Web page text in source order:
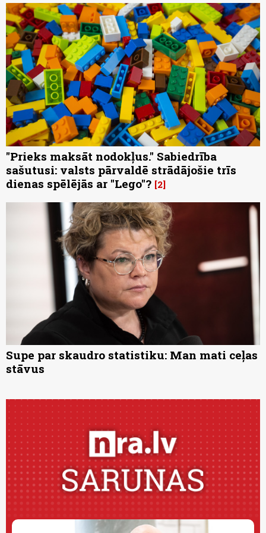
"Prieks maksāt nodokļus." Sabiedrība
sašutusi: valsts pārvaldē strādājošie trīs
dienas spēlējās ar "Lego"? 2
Supe par skaudro statistiku: Man mati ceļas
stāvus